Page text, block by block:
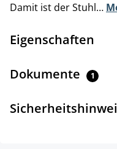
Damit ist der Stuhl…
Eigenschaften
Dokumente 1